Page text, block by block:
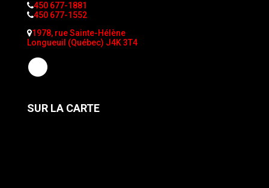
450 677-1881
450 677-1552
1978, rue Sainte-Hélène
Longueuil (Québec) J4K 3T4
SUR LA CARTE